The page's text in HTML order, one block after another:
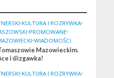
•KULTURA I ROZRYWKA•
•PROMOWANE•
•WIADOMOŚCI
Mazowieckim.
i ślizgawka!
•KULTURA I ROZRYWKA•